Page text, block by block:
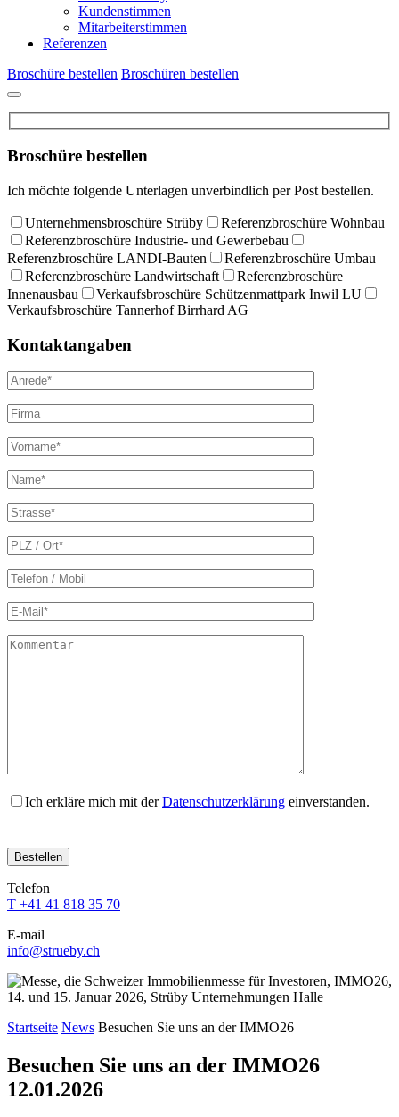
Kundenstimmen
Mitarbeiterstimmen
Referenzen
Broschüre bestellen Broschüren bestellen
Broschüre bestellen
Ich möchte folgende Unterlagen unverbindlich per Post bestellen.
Unternehmensbroschüre Strüby
Referenzbroschüre Wohnbau
Referenzbroschüre Industrie- und Gewerbebau
Referenzbroschüre LANDI-Bauten
Referenzbroschüre Umbau
Referenzbroschüre Landwirtschaft
Referenzbroschüre
Innenausbau
Verkaufsbroschüre Schützenmattpark Inwil LU
Verkaufsbroschüre Tannerhof Birrhard AG
Kontaktangaben
Ich erkläre mich mit derDatenschutzerklärung einverstanden.
lasse
dieses
Feld
leer.
lasse
dieses
Feld
leer.
lasse
dieses
Feld
leer.
lasse
dieses
Feld
leer.
lasse
Feld
leer.
Telefon
T +41 41 818 35 70
E-mail
info@strueby.ch
Startseite News Besuchen Sie uns an der IMMO26
Besuchen Sie uns an der IMMO26
12.01.2026